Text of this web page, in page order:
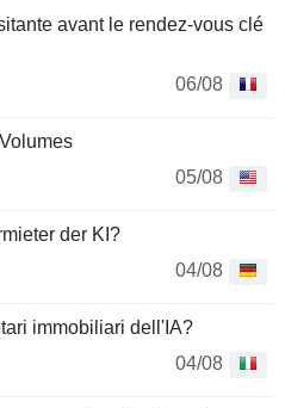
avant le rendez-vous clé
06/08
05/08
der KI?
04/08
immobiliari dell'IA?
04/08